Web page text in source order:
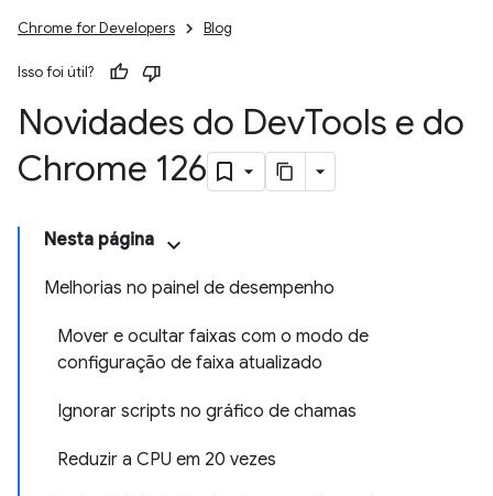
Chrome for Developers Blog
Isso foi útil?
Novidades do DevTools e do
Chrome 126
Nesta página
Melhorias no painel de desempenho
Mover e ocultar faixas com o modo de
configuração de faixa atualizado
Ignorar scripts no gráfico de chamas
Reduzir a CPU em 20 vezes